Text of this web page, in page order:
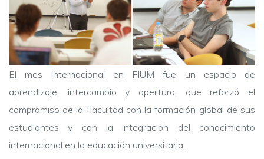
El mes internacional en FIUM fue un espacio de
aprendizaje, intercambio y apertura, que reforzó el
compromiso de la Facultad con la formación global de sus
estudiantes y con la integración del conocimiento
internacional en la educación universitaria.